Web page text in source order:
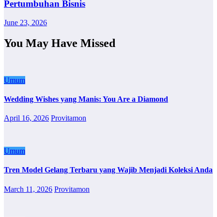
Pertumbuhan Bisnis
June 23, 2026
You May Have Missed
Umum
Wedding Wishes yang Manis: You Are a Diamond
April 16, 2026 Provitamon
Umum
Tren Model Gelang Terbaru yang Wajib Menjadi Koleksi Anda
March 11, 2026 Provitamon